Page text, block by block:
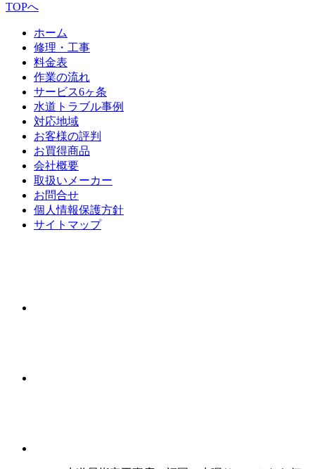
TOPへ
ホーム
修理・工事
料金表
作業の流れ
サービス6ヶ条
水道トラブル事例
対応地域
お客様の評判
お買得商品
会社概要
取扱いメーカー
お問合せ
個人情報保護方針
サイトマップ